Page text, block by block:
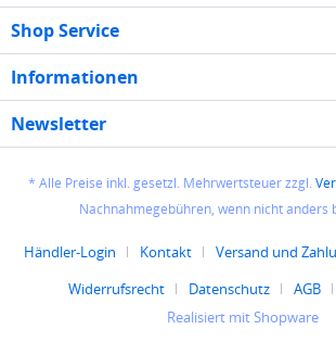
Shop Service
Informationen
Newsletter
* Alle Preise inkl. gesetzl. Mehrwertsteuer zzgl.
Nachnahmegebühren, wenn nicht anders
Händler-Login Kontakt
Versand und
Widerrufsrecht
Datenschutz AGB
Realisiert mit Shopware